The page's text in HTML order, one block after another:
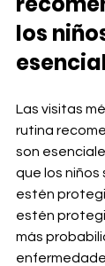
los
Las visitas
rutina
son
que los niños
estén
estén
más